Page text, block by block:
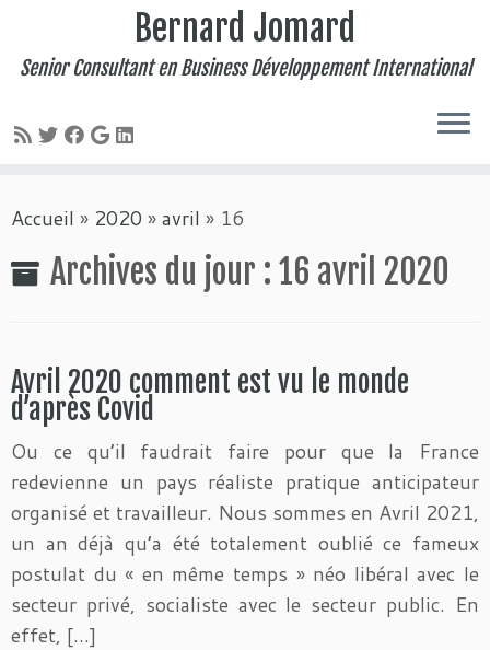
au
contenu
Bernard Jomard
Senior Consultant en Business Développement International
Accueil » 2020 »avril » 16
Archives du jour : 16 avril 2020
Avril 2020 comment est vu le monde
d’après Covid
Ou ce qu’il faudrait faire pour que la France
redevienne un pays réaliste pratique anticipateur
organisé et travailleur. Nous sommes en Avril 2021,
un an déjà qu’a été totalement oublié ce fameux
postulat du « en même temps » néo libéral avec le
secteur privé, socialiste avec le secteur public. En
effet, […]